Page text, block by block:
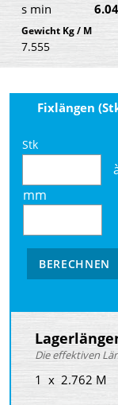
s min
Gewicht Kg / M
7.555
Fixlängen
Stk
mm
BERECHNEN
Die effektiven
1 x 2.762 M